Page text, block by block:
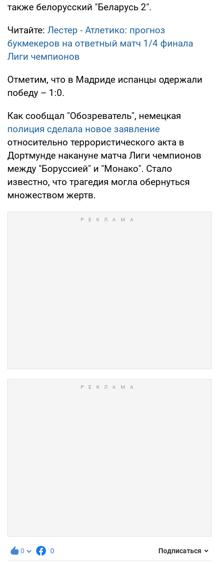
также белорусский "Беларусь 2".
Читайте: Лестер - Атлетико: прогноз
букмекеров на ответный матч 1/4 финала
Лиги чемпионов
Отметим, что в Мадриде испанцы одержали
победу – 1:0.
Как сообщал "Обозреватель", немецкая
полиция сделала новое заявление
относительно террористического акта в
Дортмунде накануне матча Лиги чемпионов
между "Боруссией" и "Монако". Стало
известно, что трагедия могла обернуться
множеством жертв.
0 0 Подписаться